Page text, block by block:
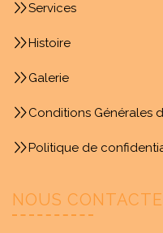
Services
Histoire
Galerie
Conditions Générales
Politique de
NOUS